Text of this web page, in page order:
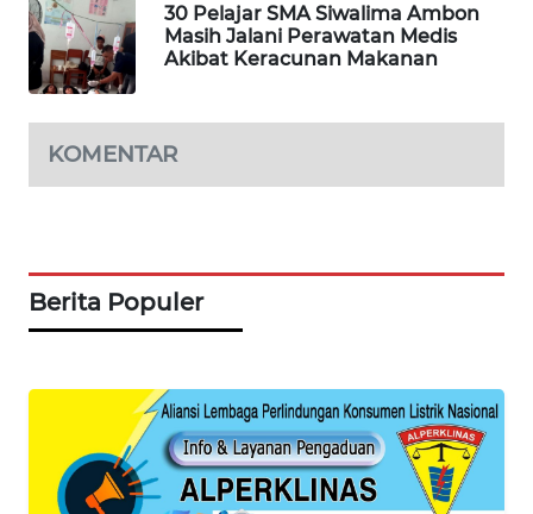
30 Pelajar SMA Siwalima Ambon
Masih Jalani Perawatan Medis
Akibat Keracunan Makanan
KOMENTAR
Berita Populer
WAHANA
OTOMOTIF
HEALTH
WAHANA
LAPAK
WAHANA
Wahana
KONSUMEN
LISTRIK